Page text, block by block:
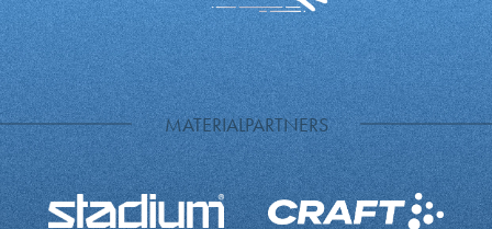
MATERIALPARTNERS